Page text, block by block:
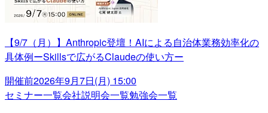
【9/7（月）】Anthropic登壇！AIによる自治体業務効率化の
具体例ーSkillsで広がるClaudeの使い方ー
開催前2026年9月7日(月) 15:00
セミナー一覧会社説明会一覧勉強会一覧